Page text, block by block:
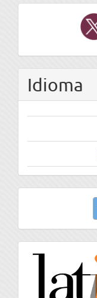
Twitter
Idioma
artículo
latindex